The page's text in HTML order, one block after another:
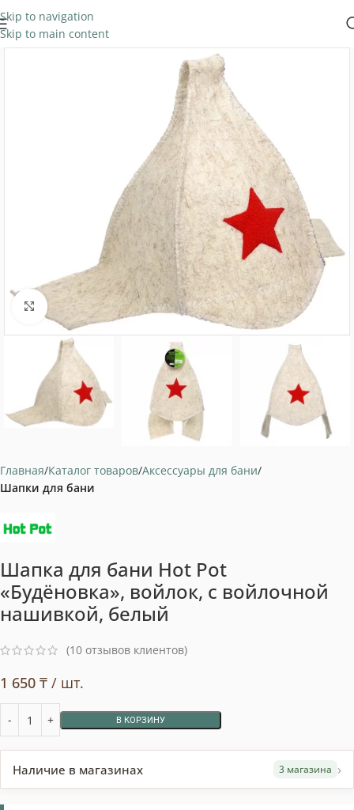
Skip to navigation
Skip to main content
Нажмите, чтобы увеличить
Главная Каталог товаров Аксессуары для бани
Шапки для бани
Шапка для бани Hot Pot
«Будёновка», войлок, с войлочной
нашивкой, белый
(10 отзывов клиентов)
1 650 ₸ / шт.
В КОРЗИНУ
Наличие в магазинах 3 магазина ›